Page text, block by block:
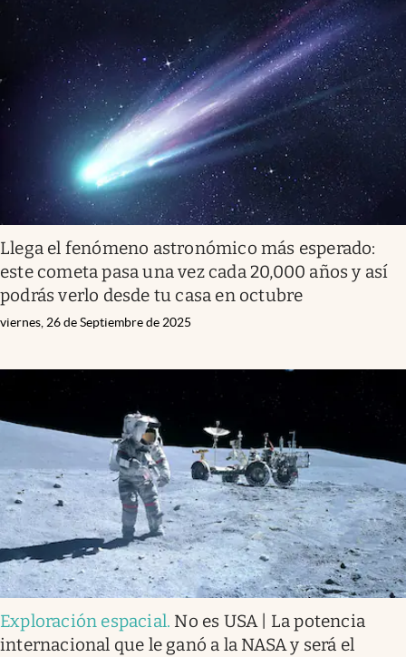
Llega el fenómeno astronómico más esperado:
este cometa pasa una vez cada 20,000 años y así
podrás verlo desde tu casa en octubre
viernes, 26 de Septiembre de 2025
Exploración espacial. No es USA | La potencia
internacional que le ganó a la NASA y será el